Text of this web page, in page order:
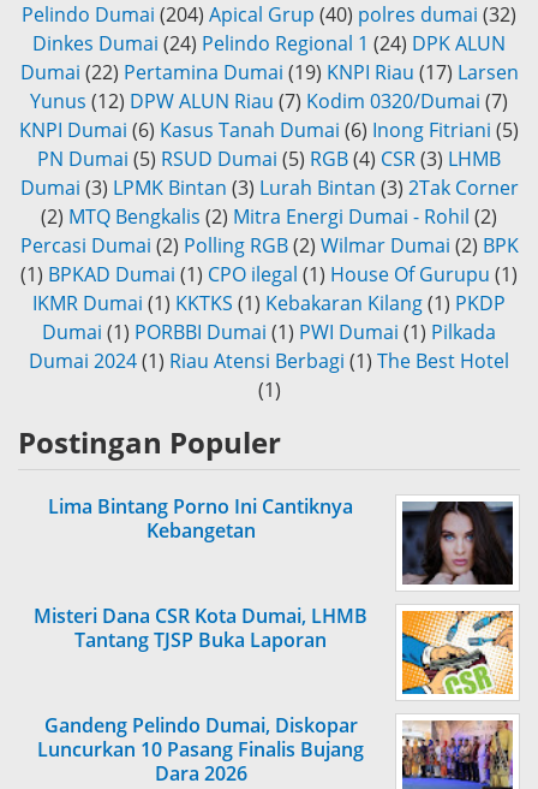
Pelindo Dumai (204) Apical Grup (40) polres dumai (32)
Dinkes Dumai (24) Pelindo Regional 1 (24) DPK ALUN
Dumai (22) Pertamina Dumai (19) KNPI Riau (17) Larsen
Yunus (12) DPW ALUN Riau (7) Kodim 0320/Dumai (7)
KNPI Dumai (6) Kasus Tanah Dumai (6) Inong Fitriani (5)
PN Dumai (5) RSUD Dumai (5) RGB(4) CSR(3) LHMB
Dumai (3) LPMK Bintan (3) Lurah Bintan (3) 2Tak Corner
(2) MTQ Bengkalis (2) Mitra Energi Dumai - Rohil (2)
Percasi Dumai (2) Polling RGB (2) Wilmar Dumai (2) BPK
(1) BPKAD Dumai (1) CPO ilegal (1) House Of Gurupu (1)
IKMR Dumai (1) KKTKS (1) Kebakaran Kilang(1) PKDP
Dumai (1) PORBBI Dumai (1) PWI Dumai (1) Pilkada
Dumai 2024(1) Riau Atensi Berbagi (1) The Best Hotel
(1)
Postingan Populer
Lima Bintang Porno Ini Cantiknya
Kebangetan
Misteri Dana CSR Kota Dumai, LHMB
Tantang TJSP Buka Laporan
Gandeng Pelindo Dumai, Diskopar
Luncurkan 10 Pasang Finalis Bujang
Dara 2026